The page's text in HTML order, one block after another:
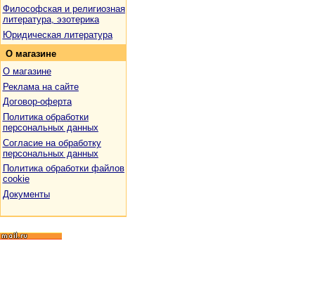
Философская и религиозная
литература, эзотерика
Юридическая литература
О магазине
О магазине
Реклама на сайте
Договор-оферта
Политика обработки
персональных данных
Согласие на обработку
персональных данных
Политика обработки файлов
cookie
Документы